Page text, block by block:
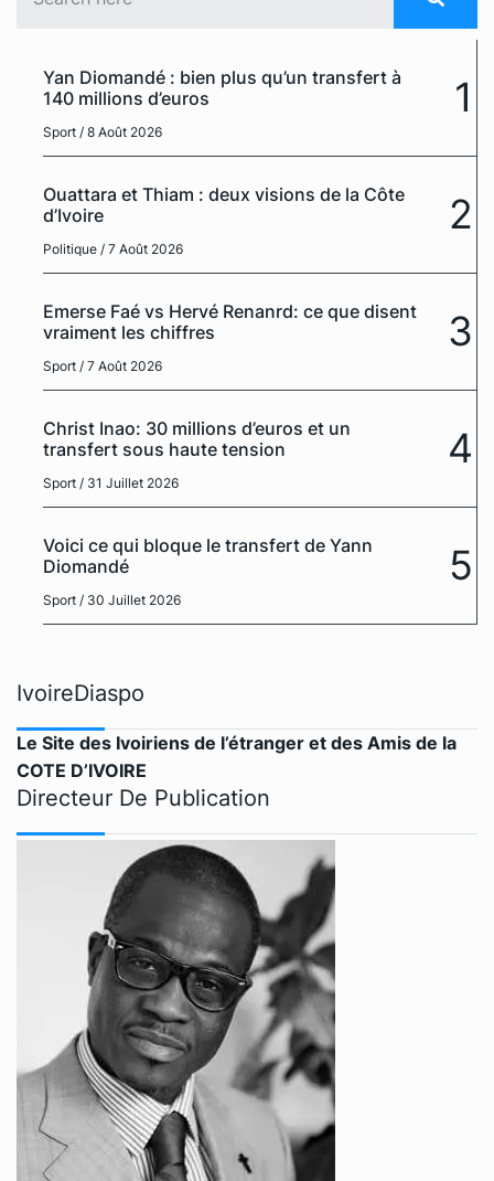
Yan Diomandé : bien plus qu’un transfert à
140 millions d’euros
Sport / 8 Août 2026
1
Ouattara et Thiam : deux visions de la Côte
d’Ivoire
Politique / 7 Août 2026
2
Emerse Faé vs Hervé Renanrd: ce que disent
vraiment les chiffres
Sport / 7 Août 2026
3
Christ Inao: 30 millions d’euros et un
transfert sous haute tension
Sport / 31 Juillet 2026
4
Voici ce qui bloque le transfert de Yann
Diomandé
Sport / 30 Juillet 2026
5
IvoireDiaspo
Le Site des Ivoiriens de l’étranger et des Amis de la
COTE D’IVOIRE
Directeur De Publication